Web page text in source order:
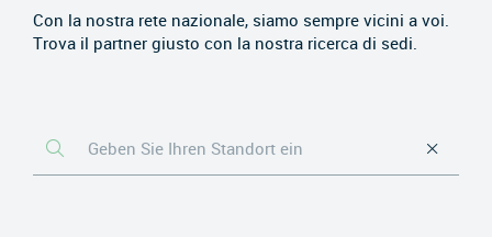
Con la nostra rete nazionale, siamo sempre vicini a voi.
Trova il partner giusto con la nostra ricerca di sedi.